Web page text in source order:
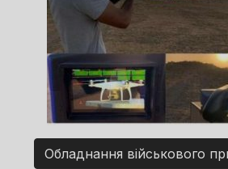
Обладнання військового